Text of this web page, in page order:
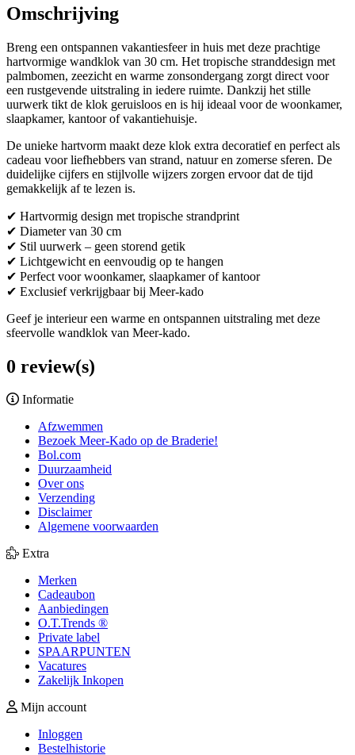
Omschrijving
Breng een ontspannen vakantiesfeer in huis met deze prachtige
hartvormige wandklok van 30 cm. Het tropische stranddesign met
palmbomen, zeezicht en warme zonsondergang zorgt direct voor
een rustgevende uitstraling in iedere ruimte. Dankzij het stille
uurwerk tikt de klok geruisloos en is hij ideaal voor de woonkamer,
slaapkamer, kantoor of vakantiehuisje.
De unieke hartvorm maakt deze klok extra decoratief en perfect als
cadeau voor liefhebbers van strand, natuur en zomerse sferen. De
duidelijke cijfers en stijlvolle wijzers zorgen ervoor dat de tijd
gemakkelijk af te lezen is.
✔ Hartvormig design met tropische strandprint
✔ Diameter van 30 cm
✔ Stil uurwerk – geen storend getik
✔ Lichtgewicht en eenvoudig op te hangen
✔ Perfect voor woonkamer, slaapkamer of kantoor
✔ Exclusief verkrijgbaar bij Meer-kado
Geef je interieur een warme en ontspannen uitstraling met deze
sfeervolle wandklok van Meer-kado.
0 review(s)
Informatie
Afzwemmen
Bezoek Meer-Kado op de Braderie!
Bol.com
Duurzaamheid
Over ons
Verzending
Disclaimer
Algemene voorwaarden
Extra
Merken
Cadeaubon
Aanbiedingen
O.T.Trends ®
Private label
SPAARPUNTEN
Vacatures
Zakelijk Inkopen
Mijn account
Inloggen
Bestelhistorie